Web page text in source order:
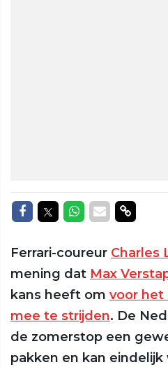
Delen op Facebook
Delen op Twitter
Delen opDelen via
Ferrari-coureur Charles
mening dat Max
kans heeft om voor het
mee te strijden. De
de zomerstop een
pakken en kan